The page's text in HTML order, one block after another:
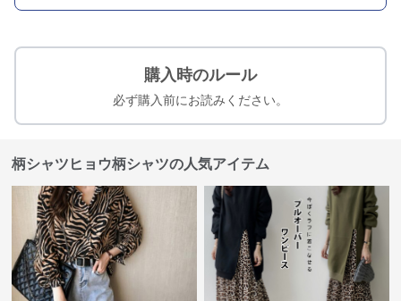
購入時のルール
必ず購入前にお読みください。
柄シャツヒョウ柄シャツの人気アイテム